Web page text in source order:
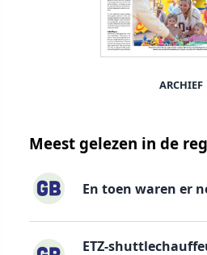
ARCHIEF
Meest gelezen in de
En toen waren er
ETZ-